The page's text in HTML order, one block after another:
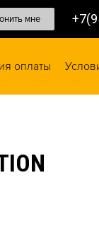
мне
оплаты